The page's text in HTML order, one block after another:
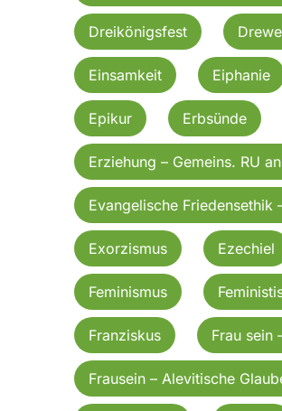
Dreikönigsfest
Einsamkeit Eiphanie
Epikur Erbsünde
Erziehung – Gemeins. RU
Evangelische Friedensethik
Exorzismus Ezechiel
Feminismus
Franziskus Frau sein
Frausein – Alevitische